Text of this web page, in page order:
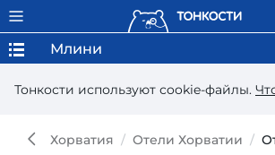
Тонкости используют сookie-файлы.
Млини
Хорватия Отели Хорватии